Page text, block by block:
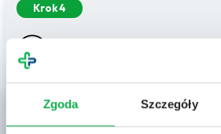
Zgoda Szczegóły
Krok 4
Udział w badaniu
Po podjęciu decyzji zaczyna się właściwa
możesz liczyć na nasze wsparcie i regularne